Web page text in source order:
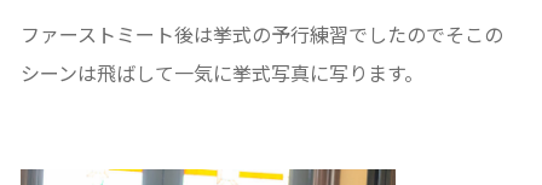
ファーストミート後は挙式の予行練習でしたのでそこの
シーンは飛ばして一気に挙式写真に写ります。